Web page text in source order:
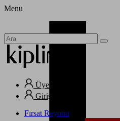
Menu
Üye Ol
Giriş Yap
Fırsat Reyonu